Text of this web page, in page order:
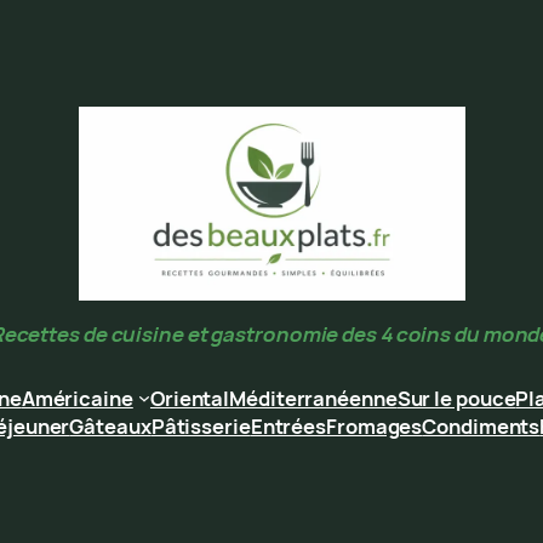
de cuisine et gastronomie des 4 coins du
Américaine OrientalMéditerranéenneSur le pouce
GâteauxPâtisserieEntréesFromagesCondiments